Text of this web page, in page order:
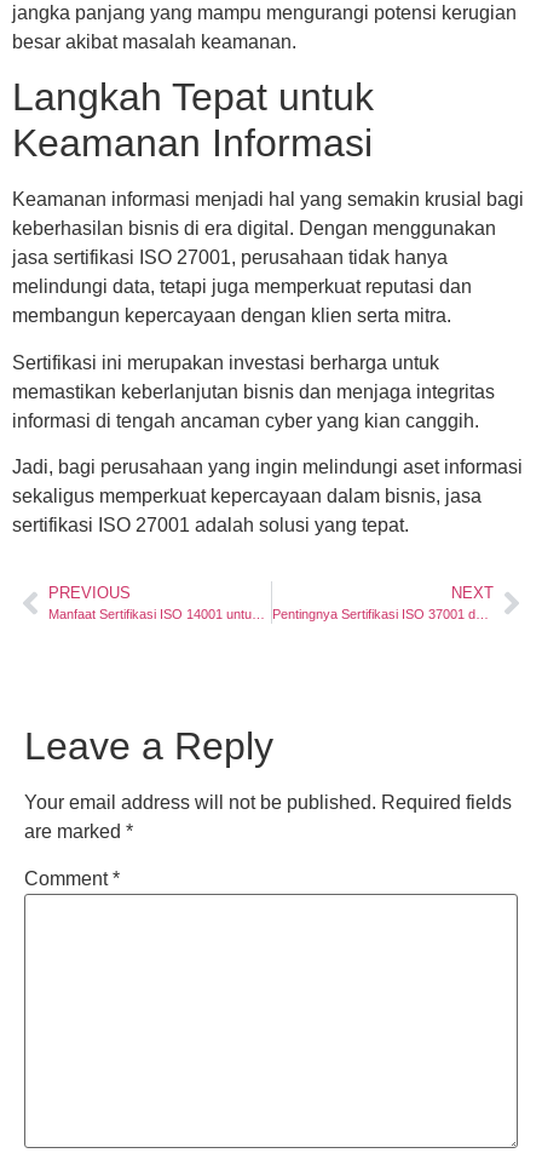
jangka panjang yang mampu mengurangi potensi kerugian
besar akibat masalah keamanan.
Langkah Tepat untuk
Keamanan Informasi
Keamanan informasi menjadi hal yang semakin krusial bagi
keberhasilan bisnis di era digital. Dengan menggunakan
jasa sertifikasi ISO 27001, perusahaan tidak hanya
melindungi data, tetapi juga memperkuat reputasi dan
membangun kepercayaan dengan klien serta mitra.
Sertifikasi ini merupakan investasi berharga untuk
memastikan keberlanjutan bisnis dan menjaga integritas
informasi di tengah ancaman cyber yang kian canggih.
Jadi, bagi perusahaan yang ingin melindungi aset informasi
sekaligus memperkuat kepercayaan dalam bisnis, jasa
sertifikasi ISO 27001 adalah solusi yang tepat.
PREVIOUS NEXT
Leave a Reply
Your email address will not be published. Required fields
are marked *
Comment*